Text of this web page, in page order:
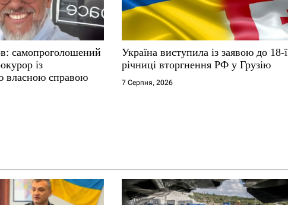
самопроголошений
із
власною справою
Україна виступила із заявою до 18-ї
річниці вторгнення РФ у Грузію
7 Серпня, 2026